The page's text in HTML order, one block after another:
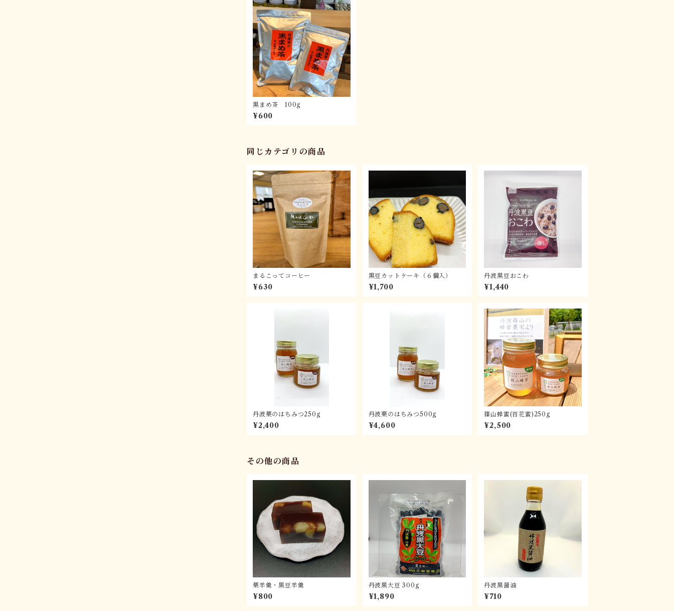
黒まめ茶 100g
¥600
同じカテゴリの商品
まるこってコーヒー
¥630
黒豆カットケーキ（６個入）
¥1,700
丹波黒豆おこわ
¥1,440
丹波栗のはちみつ250g
¥2,400
丹波栗のはちみつ500g
¥4,600
篠山蜂蜜(百花蜜)250g
¥2,500
その他の商品
栗羊羹・黒豆羊羹
¥800
丹波黒大豆 300g
¥1,890
丹波黒醤油
¥710